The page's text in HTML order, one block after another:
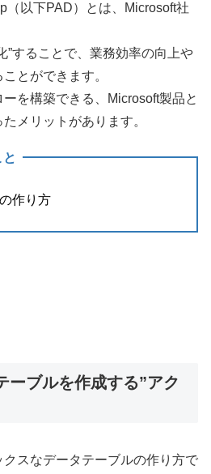
（以下PAD）とは、Microsoft社
”することで、業務効率の向上や
とができます。
を構築できる、Microsoft製品と
メリットがあります。
作り方
ーブルを作成する”アク
スなデータテーブルの作り方で